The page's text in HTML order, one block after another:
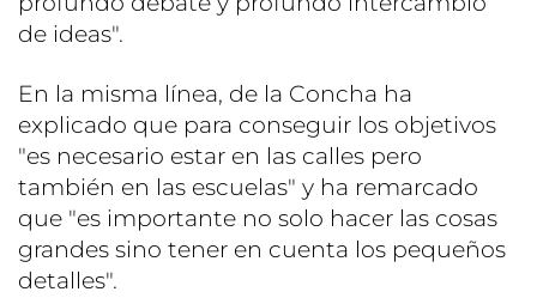
de ideas".
En la misma línea, de la Concha ha
explicado que para conseguir los objetivos
"es necesario estar en las calles pero
también en las escuelas" y ha remarcado
que "es importante no solo hacer las cosas
grandes sino tener en cuenta los pequeños
detalles".